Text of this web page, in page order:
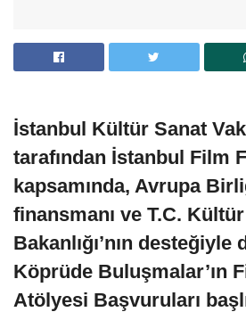
İstanbul Kültür Sanat
tarafından İstanbul Film
kapsamında, Avrupa
finansmanı ve T.C.
Bakanlığı’nın desteğiyle
Köprüde Buluşmalar’ın
Atölyesi Başvuruları